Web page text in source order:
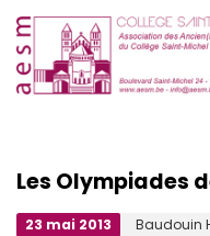
Les Olympiades
23 mai 2013 Baudouin